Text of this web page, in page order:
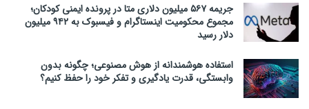
جریمه ۵۶۷ میلیون دلاری متا در پرونده ایمنی کودکان؛
مجموع محکومیت اینستاگرام و فیسبوک به ۹۴۲ میلیون
دلار رسید
استفاده هوشمندانه از هوش مصنوعی؛ چگونه بدون
وابستگی، قدرت یادگیری و تفکر خود را حفظ کنیم؟